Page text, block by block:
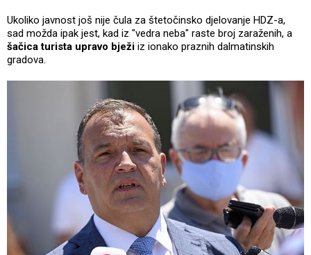
Ukoliko javnost još nije čula za štetočinsko djelovanje HDZ-a,
sad možda ipak jest, kad iz "vedra neba" raste broj zaraženih, a
šačica turista upravo bježi iz ionako praznih dalmatinskih
gradova.